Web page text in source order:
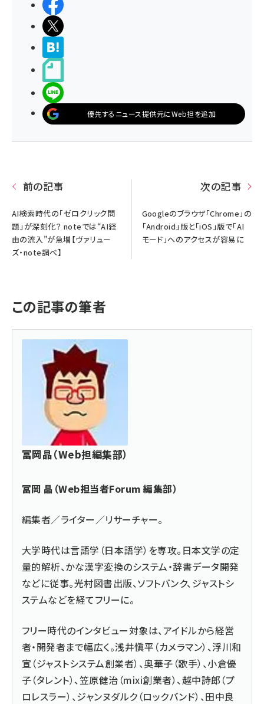
優先するニュース提供元にWeb担を追加
前の記事
AI検索時代の「ゼロクリック問
題」が深刻化？ noteでは“AI経
由の流入”が急増【ヴァリュー
ズ・note調べ】
次の記事
Googleのブラウザ「Chrome」の
「Android」版と「iOS」版で「AI
モード」へのアクセスが容易に
この記事の筆者
冨岡晶（Web担編集部）
冨岡 晶（Web担当者Forum 編集部）
編集者／ライター／リサーチャー。
大学時代は言語学（日本語学）を専攻。日本文学の定
量的解析、かな漢字変換のシステム・辞書データ開発
などに従事。光村図書出版、ソフトバンク、ジャストシ
ステムなどを経てフリーに。
フリー時代のインタビュー対象は、アイドルから経営
者・開発者まで幅広く。浅井愼平（カメラマン）、浮川和
宣（ジャストシステム創業者）、奥華子（歌手）、小倉優
子（タレント）、笠原健治（mixi創業者）、越中詩郎（プ
ロレスラー）、ジャンヌダルク（ロックバンド）、田中良